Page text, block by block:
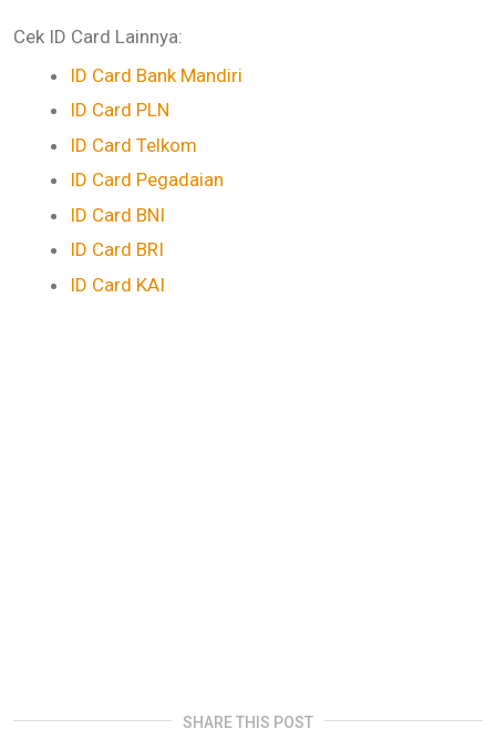
Cek ID Card Lainnya:
ID Card Bank Mandiri
ID Card PLN
ID Card Telkom
ID Card Pegadaian
ID Card BNI
ID Card BRI
ID Card KAI
SHARE THIS POST